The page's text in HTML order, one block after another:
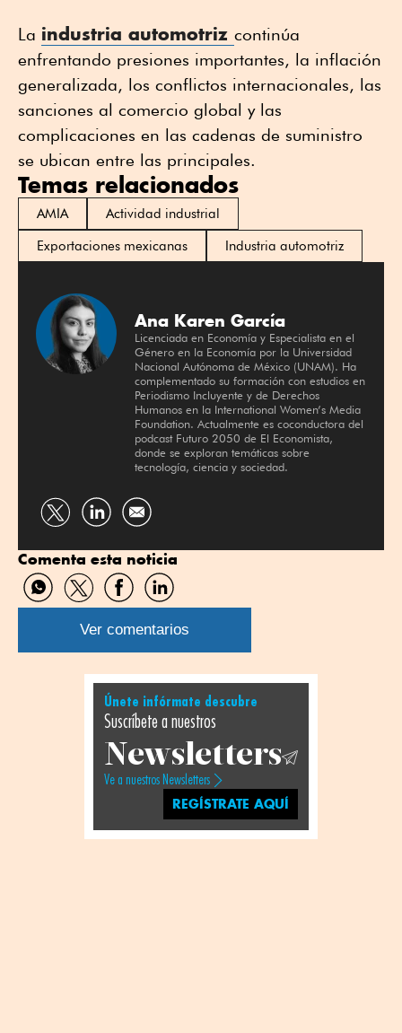
La industria automotriz continúa
enfrentando presiones importantes, la inflación
generalizada, los conflictos internacionales, las
sanciones al comercio global y las
complicaciones en las cadenas de suministro
se ubican entre las principales.
Temas relacionados
AMIA
Actividad industrial
Exportaciones mexicanas
Industria automotriz
Ana Karen García
Licenciada en Economía y Especialista en el
Género en la Economía por la Universidad
Nacional Autónoma de México (UNAM). Ha
complementado su formación con estudios en
Periodismo Incluyente y de Derechos
Humanos en la International Women’s Media
Foundation. Actualmente es coconductora del
podcast Futuro 2050 de El Economista,
donde se exploran temáticas sobre
tecnología, ciencia y sociedad.
Compartir
Twitter
Compartir
Linkedin
Comenta esta noticia
Compartir
por
WhatsApp
Compartir
por
Twitter
Compartir
por
Facebook
Compartir
por
Linkedin
Ver comentarios
Únete infórmate descubre
Suscríbete a nuestros
Newsletters
Ve a nuestros Newsletters
REGÍSTRATE AQUÍ